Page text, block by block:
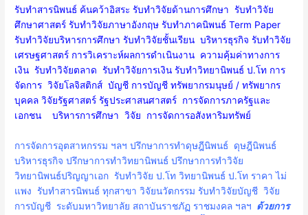
รับทำสารนิพนธ์ ค้นคว้าอิสระ รับทำวิจัยด้านการศึกษา รับทำวิจัย
ศึกษาศาสตร์รับทำวิจัยภาษาอังกฤษ รับทำภาคนิพนธ์ Term Paper
รับทำวิจัยบริหารการศึกษา รับทำวิจัยชั้นเรียน บริหารธุรกิจรับทำวิจัย
เศรษฐศาสตร์ การวิเคราะห์ผลการดำเนินงาน ความคุ้มค่าทางการ
เงิน รับทำวิจัยตลาด รับทำวิจัยการเงิน รับทำวิทยานิพนธ์ ป.โท การ
จัดการ วิจัยโลจิสติกส์ บัญชี การบัญชี ทรัพยากรมนุษย์ / ทรัพยากร
บุคคล วิจัยรัฐศาสตร์ รัฐประศาสนศาสตร์ การจัดการภาครัฐและ
เอกชน บริหารการศึกษา วิจัย การจัดการอสังหาริมทรัพย์
การจัดการอุตสาหกรรม ฯลฯ ปรึกษาการทำดุษฎีนิพนธ์ ดุษฎีนิพนธ์
บริหารธุรกิจปรึกษาการทำวิทยานิพนธ์ ปรึกษาการทำวิจัย
วิทยานิพนธ์ปริญญาเอก รับทำวิจัย ป.โท วิทยานิพนธ์ ป.โท ราคา ไม่
แพง รับทำสารนิพนธ์ ทุกสาขา วิจัยนวัตกรรม รับทำวิจัยบัญชี วิจัย
การบัญชี ระดับมหาวิทยาลัย สถาบันราชภัฏ ราชมงคล ฯลฯ ด้วยการ